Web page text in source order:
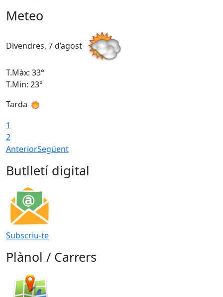
Meteo
Divendres, 7 d’agost
T.Màx: 33°
T.Min: 23°
Tarda
1
2
AnteriorSegüent
Butlletí digital
Subscriu-te
Plànol / Carrers